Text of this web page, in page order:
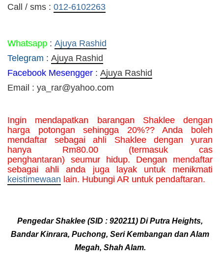
Call / sms : 012-6102263
Whatsapp : Ajuya Rashid
Telegram : Ajuya Rashid
Facebook Mesengger : Ajuya Rashid
Email : ya_rar@yahoo.com
Ingin mendapatkan barangan Shaklee dengan
harga potongan sehingga 20%?? Anda boleh
mendaftar sebagai ahli Shaklee dengan yuran
hanya Rm80.00 (termasuk cas
penghantaran) seumur hidup. Dengan mendaftar
keistimewaan lain. Hubungi AR untuk pendaftaran.
Pengedar Shaklee (SID : 920211) Di Putra Heights,
Bandar Kinrara, Puchong, Seri Kembangan dan Alam
Megah, Shah Alam.